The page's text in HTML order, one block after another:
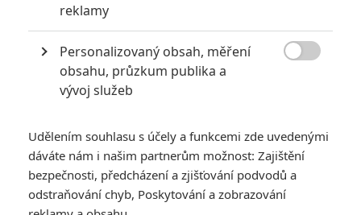
POSLEDNÍ KOMENTOVANÉ
3 ČLÁNEK | 01.08.2026 16:40
Marvel nečekaně zrušil již schválené pokračování
433FILM | 01.08.2026 07:11
1ČLÁNEK | 30.07.2026 20:14
Děti krve a kostí: Regulérní trailer představuje akční fantasy
dobrodružství s vůní Afriky
1
reklamy
Personalizovaný obsah, měření
obsahu, průzkum publika a
vývoj služeb
Udělením souhlasu s účely a funkcemi zde uvedenými
dáváte nám i našim partnerům možnost: Zajištění
bezpečnosti, předcházení a zjišťování podvodů a
odstraňování chyb, Poskytování a zobrazování